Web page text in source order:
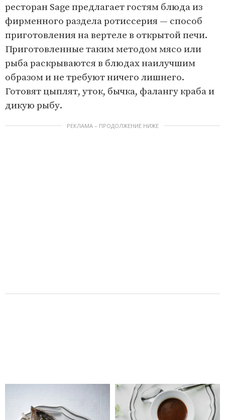
ресторан Sage предлагает гостям блюда из
фирменного раздела ротиссерия — способ
приготовления на вертеле в открытой печи.
Приготовленные таким методом мясо или
рыба раскрываются в блюдах наилучшим
образом и не требуют ничего лишнего.
Готовят цыплят, уток, бычка, фалангу краба и
дикую рыбу.
РЕКЛАМА – ПРОДОЛЖЕНИЕ НИЖЕ